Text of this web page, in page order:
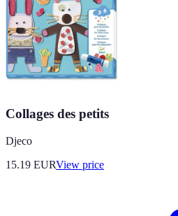
Collages des petits
Djeco
15.19 EURView price